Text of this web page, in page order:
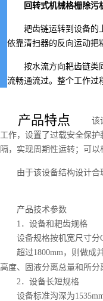
回转式机械格栅除污
耙齿链运转到设备的
依靠清扫器的反向运动把
按水流方向耙齿链类
流畅通流过。整个工作过
产品特点
该
工作，设置了过载安全保
隔，实现周期性运转；可
由于该设备结构设计合
产品技术参数
1 ．设备和耙齿规格
设备规格按机宽尺寸分
超过1800mm，则做成
高度、固液分离总量和所分
2．设备长短规格
设备标准沟深为